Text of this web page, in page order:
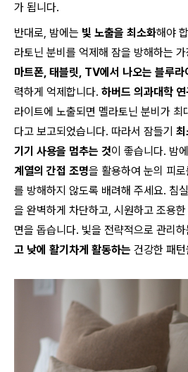
가 됩니다.
반대로, 밤에는 빛 노출을 최소화해야
라토닌 분비를 억제해 잠을 방해하는
마트폰, 태블릿, TV에서 나오는 블루라
력하게 억제합니다. 하버드 의과대학
라이트에 노출되면 멜라토닌 분비가
다고 보고되었습니다. 따라서 잠들기
기기 사용을 멈추는 것이 좋습니다. 밤
계열의 간접 조명을 활용하여 눈의 피
를 방해하지 않도록 배려해 주세요. 침
을 완벽하게 차단하고, 시원하고 조용
면을 돕습니다. 빛을 전략적으로 관리
고 낮에 활기차게 활동하는 건강한 패